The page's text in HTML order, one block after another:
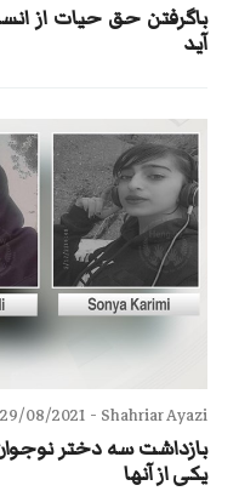
باگرفتن حق حیات از
آید
Shahriar Ayazi -
29/08/2021
بازداشت سه دختر
یکی از آنها